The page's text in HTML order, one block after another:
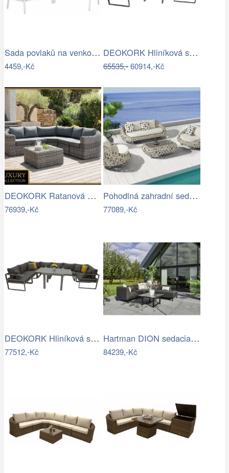
Sada povlaků na venkovní polštáře…
4459,-Kč
DEOKORK Hliníková sestava pro 7 osob…
65535,-60914,-Kč
DEOKORK Ratanová modulová sestava…
76939,-Kč
Pohodlná zahradní sedací souprava - IKT
77089,-Kč
DEOKORK Hliníková sestava jídelní pro 8…
77512,-Kč
Hartman DION sedacia súprava - Čierna…
84239,-Kč